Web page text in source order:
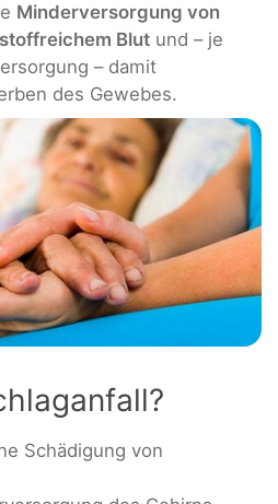
Minderversorgung von
Blut und – je
– damit
des Gewebes.
Schädigung von